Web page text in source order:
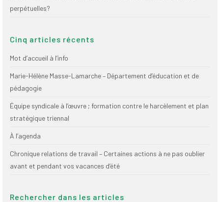
SCCUQ intervention
perpétuelles?
Cinq articles récents
Mot d’accueil à l’info
Marie-Hélène Masse-Lamarche – Département d’éducation et de
pédagogie
Équipe syndicale à l’œuvre ; formation contre le harcèlement et plan
stratégique triennal
À l’agenda
Chronique relations de travail – Certaines actions à ne pas oublier
avant et pendant vos vacances d’été
Rechercher dans les articles